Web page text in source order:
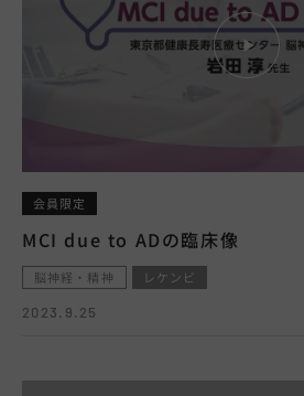
会員限定
MCI due to ADの臨床像
脳神経・精神
レケンビ
2023.9.25